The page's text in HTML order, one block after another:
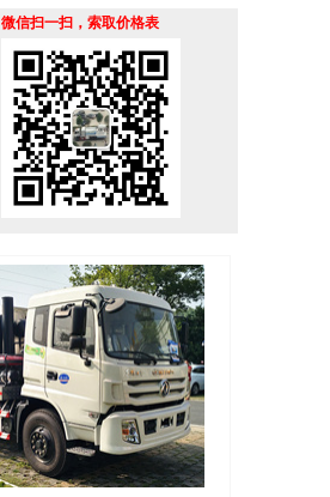
微信扫一扫，索取价格表